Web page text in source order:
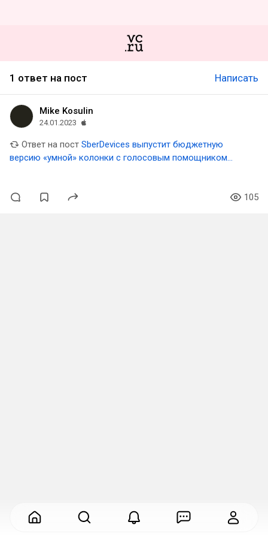
1 ответ на пост Написать
Mike Kosulin
24.01.2023
Ответ на пост SberDevices выпустит бюджетную
версию «умной» колонки с голосовым помощником
105